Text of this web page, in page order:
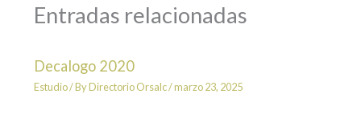
Entradas relacionadas
Decalogo 2020
Estudio/ ByDirectorio Orsalc/marzo 23, 2025